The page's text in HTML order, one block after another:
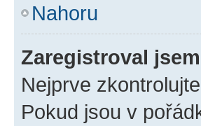
Nahoru
Zaregistroval
Nejprve
Pokud jsou v